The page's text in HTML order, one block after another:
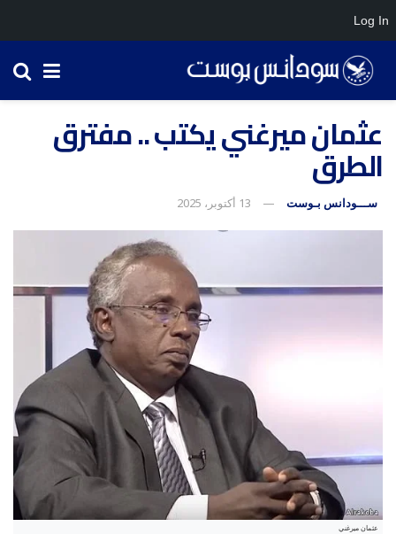
عثمان ميرغني يكتب .. مفترق
الطرق
ســـودانس بـوست 13 أكتوبر، 2025
عثمان ميرغني
Log In